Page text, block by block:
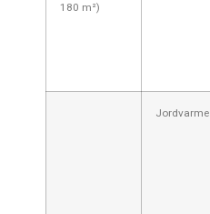
180 m²)
Jordvarme